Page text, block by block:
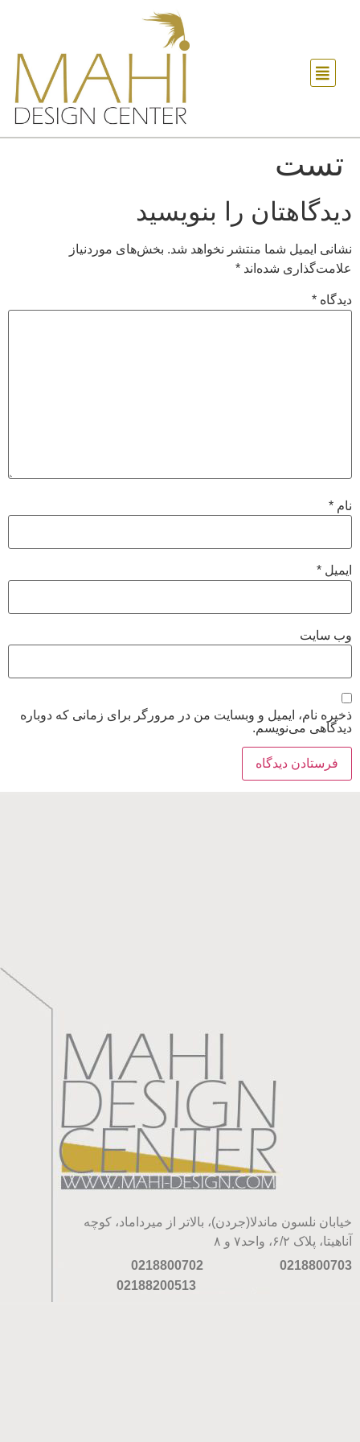
تست
دیدگاهتان را بنویسید
نشانی ایمیل شما منتشر نخواهد شد. بخش‌های موردنیاز
علامت‌گذاری شده‌اند *
دیدگاه *
نام *
ایمیل *
وب‌ سایت
ذخیره نام، ایمیل و وبسایت من در مرورگر برای زمانی که دوباره
دیدگاهی می‌نویسم.
خیابان نلسون ماندلا(جردن)، بالاتر از میرداماد، کوچه
آناهیتا، پلاک ۶/۲، واحد۷ و ۸
0218800703
0218800702
02188200513